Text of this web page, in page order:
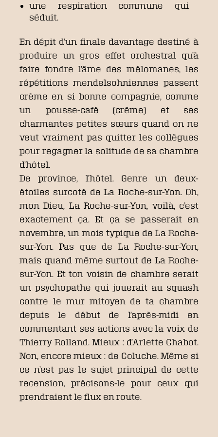
une respiration commune qui
séduit.
En dépit d’un finale davantage destiné à
produire un gros effet orchestral qu’à
faire fondre l’âme des mélomanes, les
répétitions mendelsohniennes passent
crème en si bonne compagnie, comme
un pousse-café (crème) et ses
charmantes petites sœurs quand on ne
veut vraiment pas quitter les collègues
pour regagner la solitude de sa chambre
d’hôtel.
De province, l’hôtel. Genre un deux-
étoiles surcoté de La Roche-sur-Yon. Oh,
mon Dieu, La Roche-sur-Yon, voilà, c’est
exactement ça. Et ça se passerait en
novembre, un mois typique de La Roche-
sur-Yon. Pas que de La Roche-sur-Yon,
mais quand même surtout de La Roche-
sur-Yon. Et ton voisin de chambre serait
un psychopathe qui jouerait au squash
contre le mur mitoyen de ta chambre
depuis le début de l’après-midi en
commentant ses actions avec la voix de
Thierry Rolland. Mieux : d’Arlette Chabot.
Non, encore mieux : de Coluche. Même si
ce n’est pas le sujet principal de cette
recension, précisons-le pour ceux qui
prendraient le flux en route.